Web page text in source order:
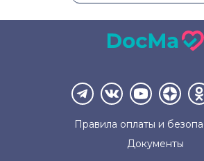
Правила оплаты и
Документы